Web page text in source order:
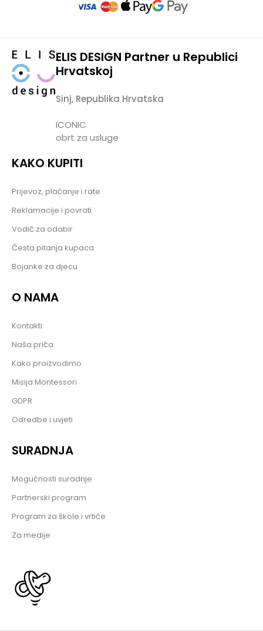
ELIS DESIGN Partner u Republici
Hrvatskoj
Sinj, Republika Hrvatska
ICONIC
obrt za usluge
KAKO KUPITI
Prijevoz, plaćanje i rate
Reklamacije i povrati
Vodič za odabir
Česta pitanja kupaca
Bojanke za djecu
O NAMA
Kontakti
Naša priča
Kako proizvodimo
Misija Montessori
GDPR
Odredbe i uvjeti
SURADNJA
Mogućnosti suradnje
Partnerski program
Program za škole i vrtiće
Za medije